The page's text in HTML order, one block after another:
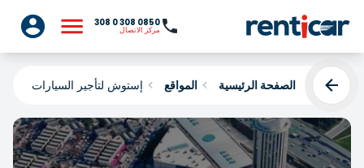
0850 308 0 308
مركز الاتصال
الصفحة الرئيسية المواقع إستوش لتأجير السيارات